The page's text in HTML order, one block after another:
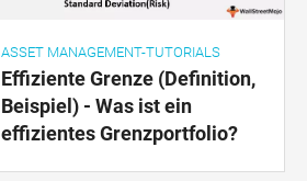
ASSET MANAGEMENT-TUTORIALS
Effiziente Grenze (Definition,
Beispiel) - Was ist ein
effizientes Grenzportfolio?